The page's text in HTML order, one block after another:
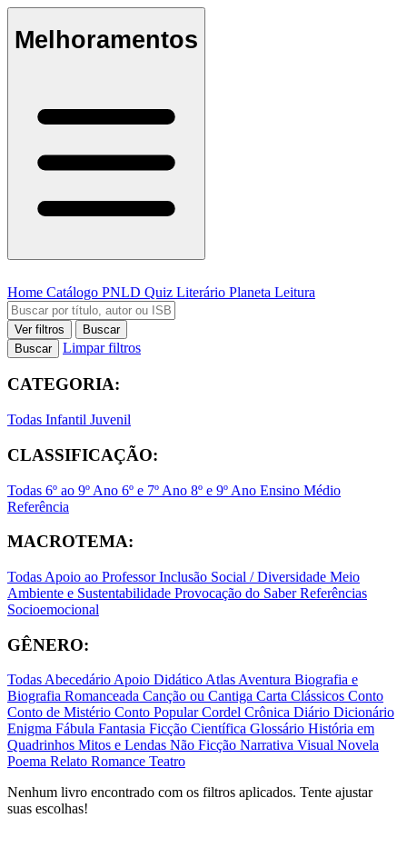
Melhoramentos
Home Catálogo PNLD Quiz Literário Planeta Leitura
Ver filtros
Buscar
Buscar
Limpar filtros
CATEGORIA:
Todas Infantil Juvenil
CLASSIFICAÇÃO:
Todas 6º ao 9º Ano 6º e 7º Ano 8º e 9º Ano Ensino Médio
Referência
MACROTEMA:
Todas Apoio ao ProfessorInclusão Social / Diversidade Meio
Ambiente e Sustentabilidade Provocação do SaberReferências
Socioemocional
GÊNERO:
TodasAbecedárioApoio DidáticoAtlasAventura Biografia e
Biografia Romanceada Canção ou Cantiga Carta Clássicos Conto
Conto de Mistério Conto PopularCordel Crônica Diário Dicionário
Enigma Fábula Fantasia Ficção Científica Glossário História em
Quadrinhos Mitos e Lendas Não Ficção Narrativa Visual Novela
Poema Relato Romance Teatro
Nenhum livro encontrado com os filtros aplicados. Tente ajustar
suas escolhas!